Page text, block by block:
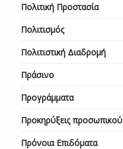
Πολιτική Προστασία
Πολιτισμός
Πολιτιστική Διαδρομή
Πράσινο
Προγράμματα
Προκηρύξεις προσωπικού
Πρόνοια Επιδόματα